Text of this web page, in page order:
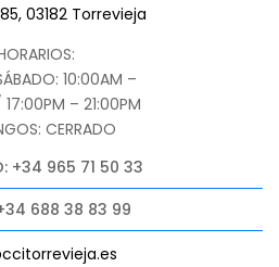
03182 Torrevieja
10:00AM –
– 21:00PM
CERRADO
+34 965 71 50 33
688 38 83 99